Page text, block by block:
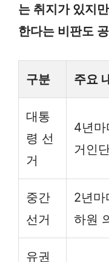
는 취지가 있지
한다는 비판도
구분 주요
대통
령 선
거
4년마
거인
중간
선거
2년
하원
유권